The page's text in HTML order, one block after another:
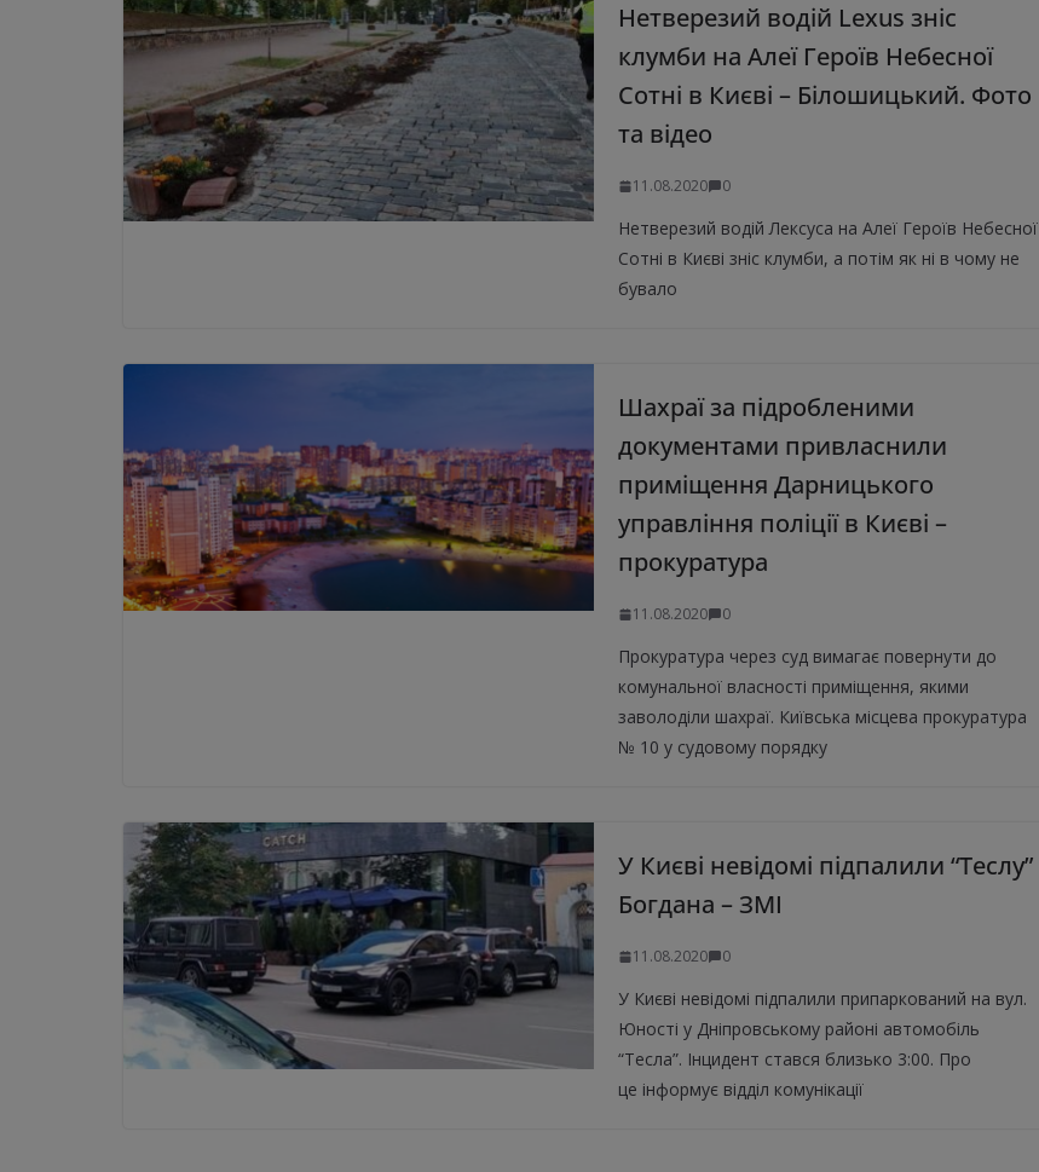
Нетверезий водій Lexus зніс
клумби на Алеї Героїв Небесної
Сотні в Києві – Білошицький. Фото
та відео
11.08.2020 0
Нетверезий водій Лексуса на Алеї Героїв Небесної
Сотні в Києві зніс клумби, а потім як ні в чому не
бувало
Шахраї за підробленими
документами привласнили
приміщення Дарницького
управління поліції в Києві –
прокуратура
11.08.2020 0
Прокуратура через суд вимагає повернути до
комунальної власності приміщення, якими
заволоділи шахраї. Київська місцева прокуратура
№ 10 у судовому порядку
У Києві невідомі підпалили “Теслу”
Богдана – ЗМІ
11.08.2020 0
У Києві невідомі підпалили припаркований на вул.
Юності у Дніпровському районі автомобіль
“Тесла”. Інцидент стався близько 3:00. Про
це інформує відділ комунікації